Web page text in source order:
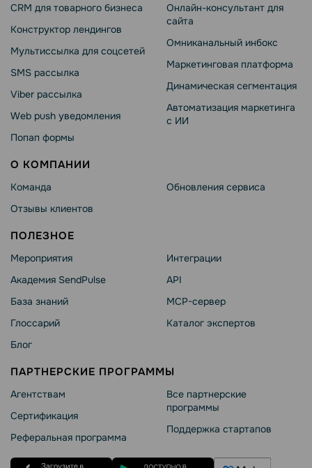
CRM для товарного бизнеса
Конструктор лендингов
Мультиссылка для соцсетей
SMS рассылка
Viber рассылка
Web push уведомления
Попап формы
Онлайн-консультант для
сайта
Омниканальный инбокс
Маркетинговая платформа
Динамическая сегментация
Автоматизация маркетинга
с ИИ
О КОМПАНИИ
Команда
Отзывы клиентов
Обновления сервиса
ПОЛЕЗНОЕ
Мероприятия
Академия SendPulse
База знаний
Глоссарий
Блог
Интеграции
API
MCP-сервер
Каталог экспертов
ПАРТНЕРСКИЕ ПРОГРАММЫ
Агентствам
Сертификация
Реферальная программа
Все партнерские
программы
Поддержка стартапов